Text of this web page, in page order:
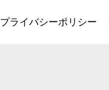
プライバシーポリシー